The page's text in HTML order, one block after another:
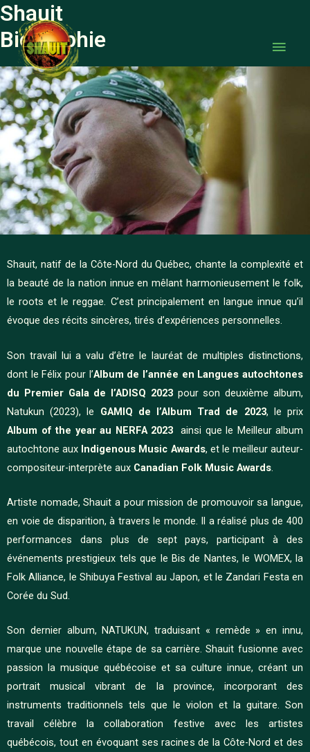
Aller
contenu
Shauit
Biographie
Shauit, natif de la Côte-Nord du Québec, chante la complexité et
la beauté de la nation innue en mêlant harmonieusement le folk,
le roots et le reggae. C’est principalement en langue innue qu’il
évoque des récits sincères, tirés d’expériences personnelles.
Son travail lui a valu d’être le lauréat de multiples distinctions,
dont le Félix pour l’Album de l’année en Langues autochtones
du Premier Gala de l’ADISQ 2023pour son deuxième album,
Natukun (2023), le GAMIQ de l’Album Trad de 2023, le prix
Album of the year au NERFA 2023 ainsi que le Meilleur album
autochtone aux Indigenous Music Awards, et le meilleur auteur-
compositeur-interprète aux Canadian Folk Music Awards
Artiste nomade, Shauit a pour mission de promouvoir sa langue,
en voie de disparition, à travers le monde. Il a réalisé plus de 400
performances dans plus de sept pays, participant à des
événements prestigieux tels que le Bis de Nantes, le WOMEX, la
Folk Alliance, le Shibuya Festival au Japon, et le Zandari Festa en
Corée du Sud.
Son dernier album, NATUKUN, traduisant « remède » en innu,
marque une nouvelle étape de sa carrière. Shauit fusionne avec
passion la musique québécoise et sa culture innue, créant un
portrait musical vibrant de la province, incorporant des
instruments traditionnels tels que le violon et la guitare. Son
travail célèbre la collaboration festive avec les artistes
québécois, tout en évoquant ses racines de la Côte-Nord et des